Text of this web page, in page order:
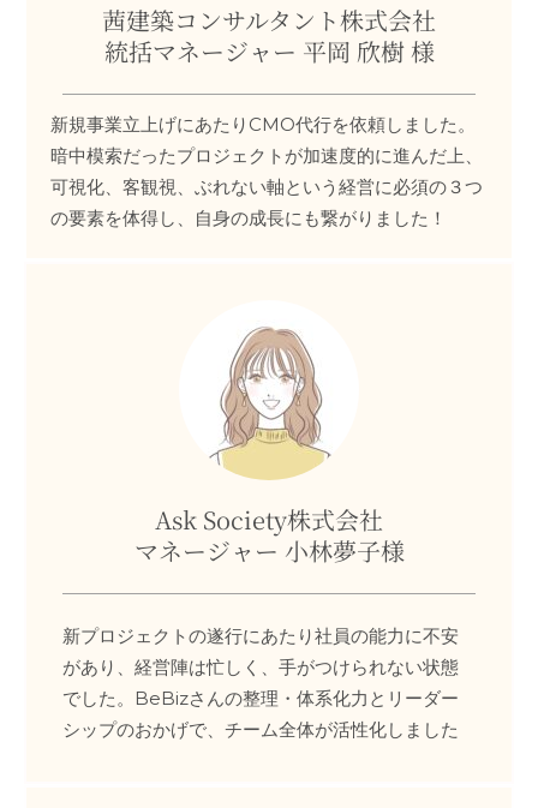
茜建築コンサルタント株式会社
統括マネージャー 平岡 欣樹 様
新規事業立上げにあたりCMO代行を依頼しました。
暗中模索だったプロジェクトが加速度的に進んだ上、
可視化、客観視、ぶれない軸という経営に必須の３つ
の要素を体得し、自身の成長にも繋がりました！
Ask Society株式会社
マネージャー 小林夢子様
新プロジェクトの遂行にあたり社員の能力に不安
があり、経営陣は忙しく、手がつけられない状態
でした。BeBizさんの整理・体系化力とリーダー
シップのおかげで、チーム全体が活性化しました